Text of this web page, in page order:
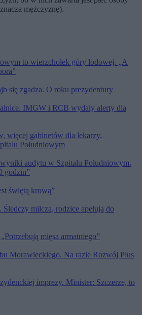
mężczyznę).
to wierzchołek góry lodowej. „A
się zgadza. O roku prezydentury
IMGW i RCB wydały alerty dla
więcej gabinetów dla lekarzy.
Południowym
audytu w Szpitalu Południowym.
godzin”
świętą krową”
milczą, rodzice apelują do
mięsa armatniego”
Morawieckiego. Na razie Rozwój Plus
imprezy. Minister: Szczerze, to